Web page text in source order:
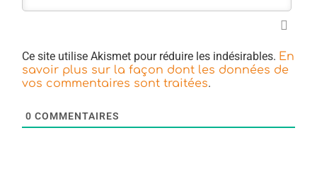
Ce site utilise Akismet pour réduire les indésirables. En
savoir plus sur la façon dont les données de
vos commentaires sont traitées.
0 COMMENTAIRES